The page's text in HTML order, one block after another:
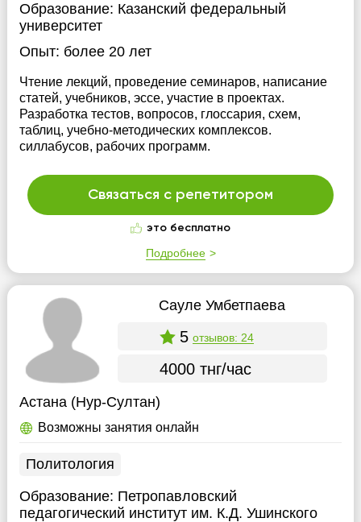
Образование: Казанский федеральный
университет
Опыт: более 20 лет
Чтение лекций, проведение семинаров, написание
статей, учебников, эссе, участие в проектах.
Разработка тестов, вопросов, глоссария, схем,
таблиц, учебно-методических комплексов.
силлабусов, рабочих программ.
Связаться с репетитором
это бесплатно
Подробнее
Сауле Умбетпаева
5 отзывов: 24
4000 тнг/час
Астана (Нур-Султан)
Возможны занятия онлайн
Политология
Образование: Петропавловский
педагогический институт им. К.Д. Ушинского